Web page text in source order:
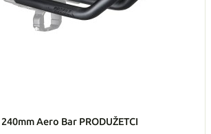
Aero Bar PRODUŽETCI